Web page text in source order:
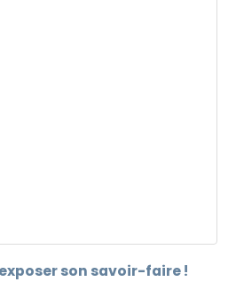
son savoir-faire !